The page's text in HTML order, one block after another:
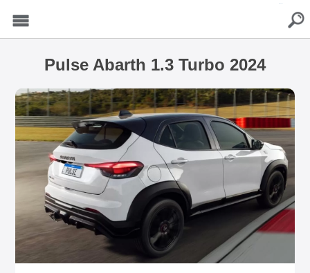
Pulse Abarth 1.3 Turbo 2024